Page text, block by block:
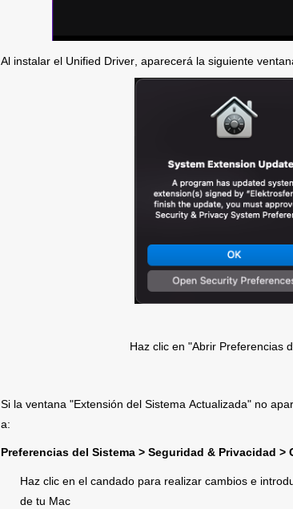
Al instalar el Unified Driver, aparecerá la siguiente
Haz clic en "Abrir Preferencias
Si la ventana "Extensión del Sistema Actualizada" no
a:
Preferencias del Sistema > Seguridad & Privacidad >
Haz clic en el candado para realizar cambios e
de tu Mac